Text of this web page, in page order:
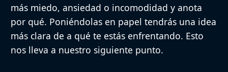
más miedo, ansiedad o incomodidad y anota
por qué. Poniéndolas en papel tendrás una idea
más clara de a qué te estás enfrentando. Esto
nos lleva a nuestro siguiente punto.